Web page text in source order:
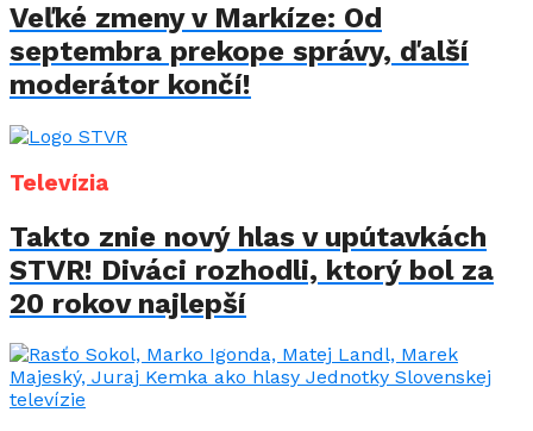
Veľké zmeny v Markíze: Od
septembra prekope správy, ďalší
moderátor končí!
Televízia
Takto znie nový hlas v upútavkách
STVR! Diváci rozhodli, ktorý bol za
20 rokov najlepší